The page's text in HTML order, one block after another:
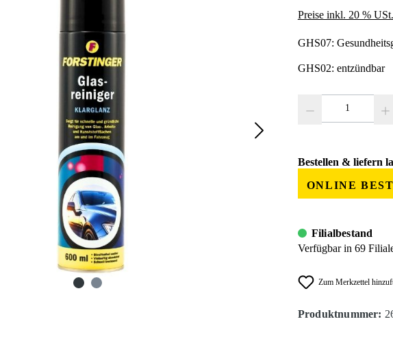
Preise inkl. 20 %
GHS07:
GHS02: entzündbar
Bestellen & liefern
ONLINE
Filialbestand
Verfügbar in 69
Zum Merkzettel
Produktnummer: